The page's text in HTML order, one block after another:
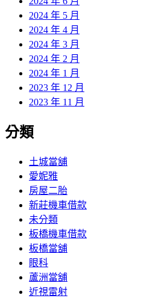
2024 年 5 月
2024 年 4 月
2024 年 3 月
2024 年 2 月
2024 年 1 月
2023 年 12 月
2023 年 11 月
分類
土城當舖
愛妮雅
房屋二胎
新莊機車借款
未分類
板橋機車借款
板橋當舖
眼科
蘆洲當舖
近視雷射